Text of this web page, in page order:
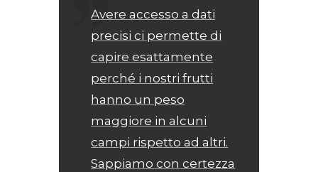
Avere accesso a dati
precisi ci permette di
capire esattamente
perché i nostri frutti
hanno un peso
maggiore in alcuni
campi rispetto ad altri.
Sappiamo con certezza